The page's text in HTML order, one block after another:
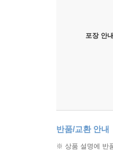
포장 안내
반품/교환 안내
※ 상품 설명에 반